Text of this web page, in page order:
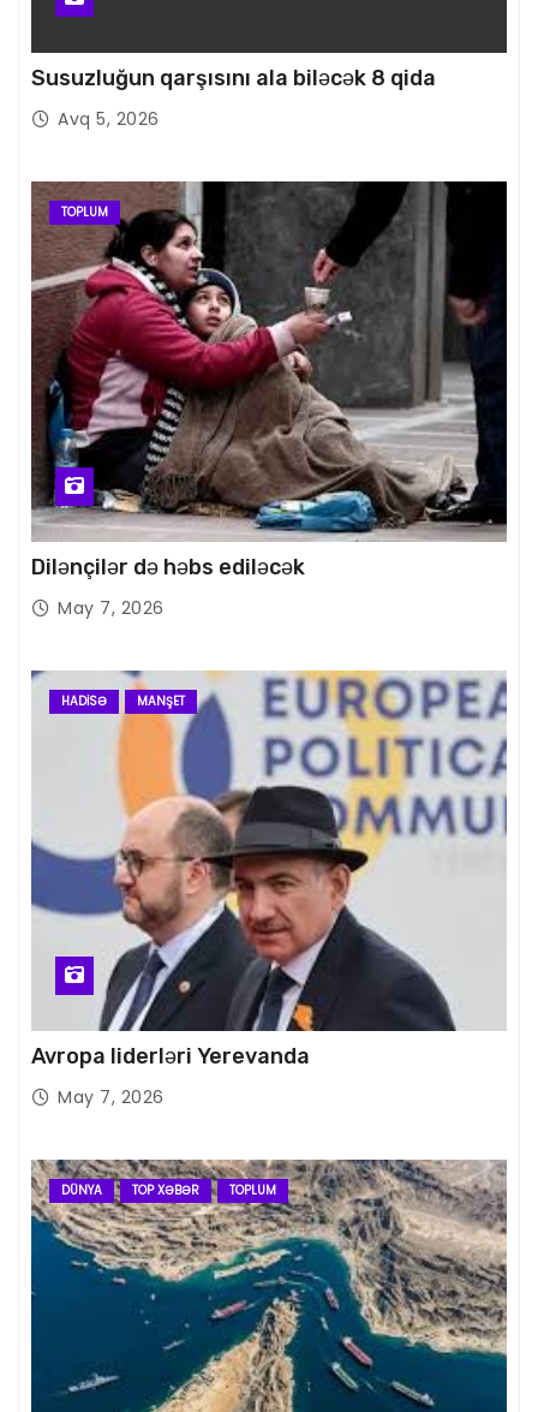
Susuzluğun qarşısını ala biləcək 8 qida
Avq 5, 2026
TOPLUM
Dilənçilər də həbs ediləcək
May 7, 2026
HADISƏ MANŞET
Avropa liderləri Yerevanda
May 7, 2026
DÜNYA TOP XƏBƏR TOPLUM